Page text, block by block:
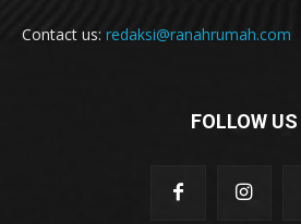
Contact us: redaksi@ranahrumah.com
FOLLOW US